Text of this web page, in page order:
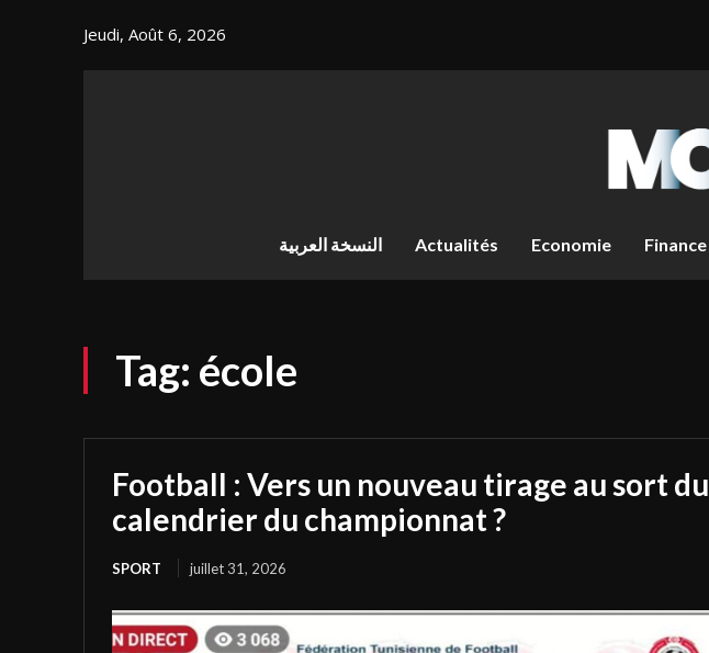
Jeudi, Août 6, 2026
النسخة العربية Actualités Economie Finance
Tag: école
Football : Vers un nouveau tirage au sort du
calendrier du championnat ?
SPORT juillet 31, 2026